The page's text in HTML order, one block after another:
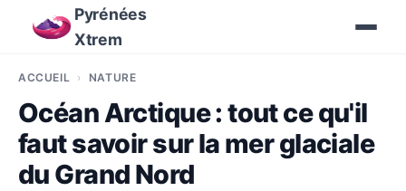
Pyrénées
Xtrem
ACCUEIL NATURE
Océan Arctique : tout ce qu'il
faut savoir sur la mer glaciale
du Grand Nord